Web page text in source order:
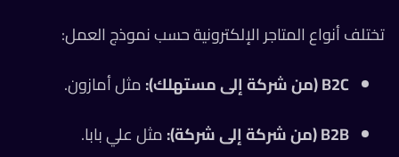
تختلف أنواع المتاجر الإلكترونية حسب نموذج العمل:
B2C (من شركة إلى مستهلك):
مثل أمازون.
B2B (من شركة إلى شركة):
مثل علي بابا.